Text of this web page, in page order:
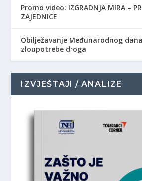
Promo video: IZGRADNJA MIRA –
ZAJEDNICE
Obilježavanje Međunarodnog
zloupotrebe droga
IZVJEŠTAJI / ANALIZE